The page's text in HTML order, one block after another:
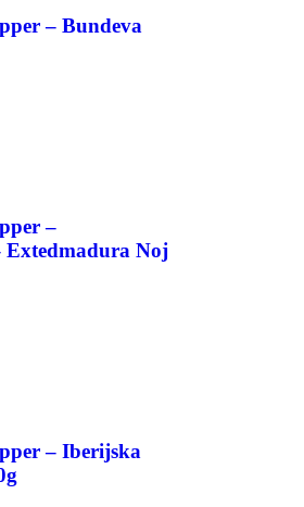
– Bundeva
–
Extedmadura Noj
– Iberijska